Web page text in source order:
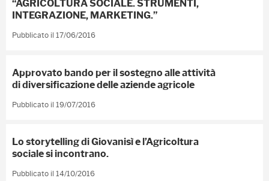
“AGRICOLTURA SOCIALE. STRUMENTI,
INTEGRAZIONE, MARKETING.”
Pubblicato il 17/06/2016
Approvato bando per il sostegno alle attività
di diversificazione delle aziende agricole
Pubblicato il 19/07/2016
Lo storytelling di Giovanisì e l’Agricoltura
sociale si incontrano.
Pubblicato il 14/10/2016